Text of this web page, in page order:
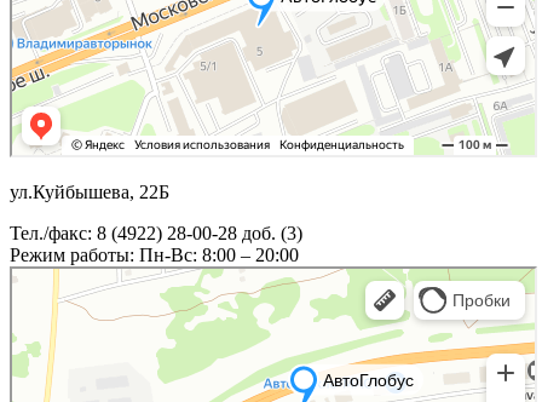
ул.Куйбышева, 22Б
Тел./факс: 8 (4922) 28-00-28 доб. (3)
Режим работы: Пн-Вс: 8:00 – 20:00